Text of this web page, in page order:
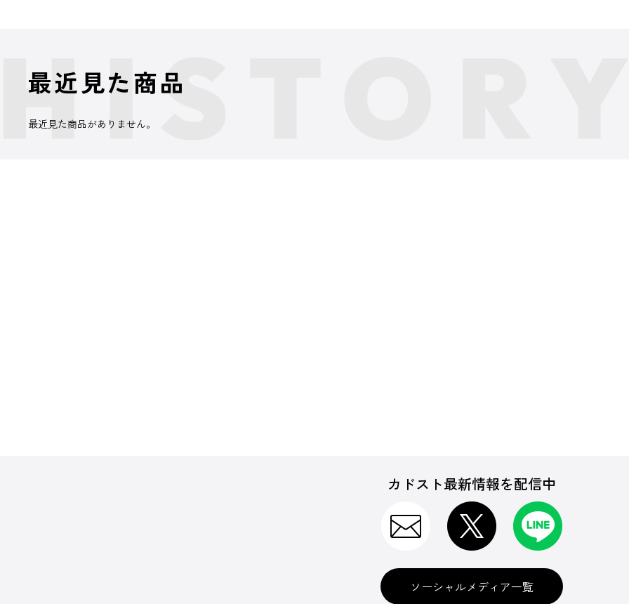
最近見た商品
最近見た商品がありません。
カドスト最新情報を配信中
ソーシャルメディア一覧